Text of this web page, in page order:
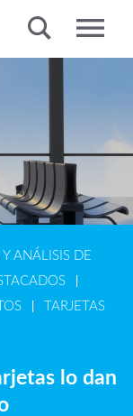
ANÁLISIS DE
|
|
TARJETAS
lo dan